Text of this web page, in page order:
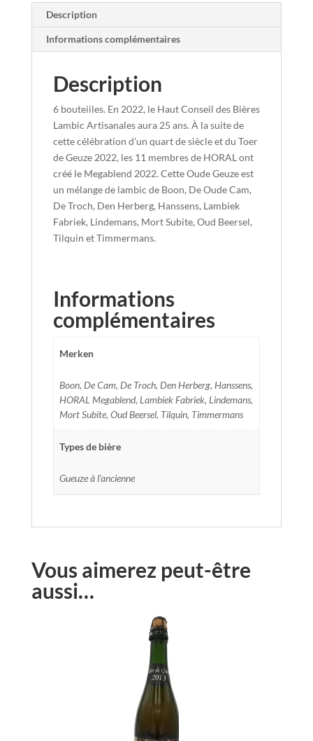
Description
Informations complémentaires
Description
6 bouteiiles. En 2022, le Haut Conseil des Bières
Lambic Artisanales aura 25 ans. À la suite de
cette célébration d’un quart de siècle et du Toer
de Geuze 2022, les 11 membres de HORAL ont
créé le Megablend 2022. Cette Oude Geuze est
un mélange de lambic de Boon, De Oude Cam,
De Troch, Den Herberg, Hanssens, Lambiek
Fabriek, Lindemans, Mort Subite, Oud Beersel,
Tilquin et Timmermans.
Informations
complémentaires
Merken
Boon, De Cam, De Troch, Den Herberg, Hanssens,
HORAL Megablend, Lambiek Fabriek, Lindemans,
Mort Subite, Oud Beersel, Tilquin, Timmermans
Types de bière
Gueuze à l'ancienne
Vous aimerez peut-être
aussi…